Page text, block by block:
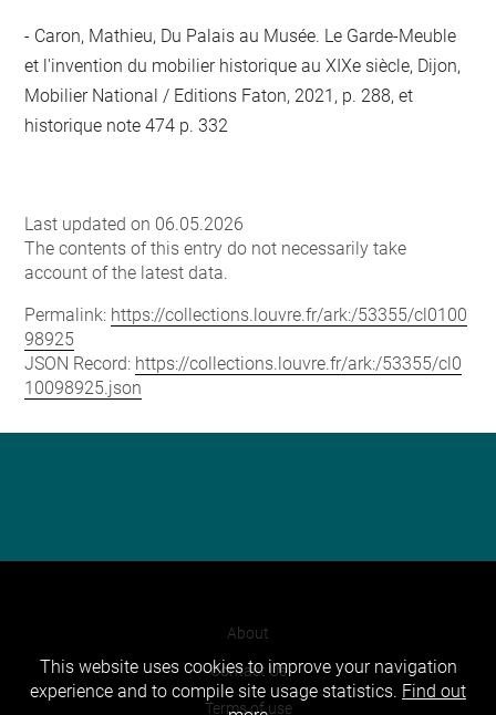
Caron, Mathieu, Du Palais au Musée. Le Garde-Meuble
et l'invention du mobilier historique au XIXe siècle, Dijon,
Mobilier National / Editions Faton, 2021, p. 288, et
historique note 474 p. 332
Last updated on 06.05.2026
The contents of this entry do not necessarily take
account of the latest data.
Permalink: https://collections.louvre.fr/ark:/53355/cl0100
98925
JSON Record: https://collections.louvre.fr/ark:/53355/cl0
10098925.json
About
Contact Us
Terms of use
This website uses cookies to improve your navigation
experience and to compile site usage statistics. Find out